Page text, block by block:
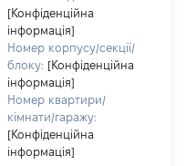
[Конфіденційна
інформація]
Номер корпусу/секції/
блоку: [Конфіденційна
інформація]
Номер квартири/
кімнати/гаражу:
[Конфіденційна
інформація]